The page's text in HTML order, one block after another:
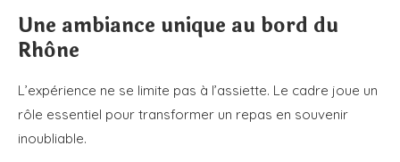
Une ambiance unique au bord du
Rhône
L’expérience ne se limite pas à l’assiette. Le cadre joue un
rôle essentiel pour transformer un repas en souvenir
inoubliable.